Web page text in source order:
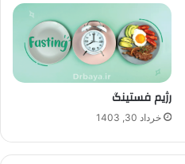
رژیم فستینگ
خرداد 30, 1403